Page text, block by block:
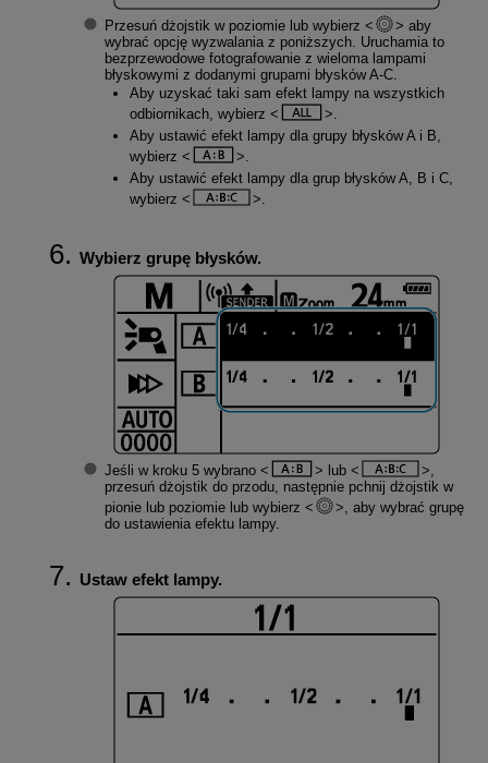
Przesuń dżojstik w poziomie lub wybierz
aby
wybrać opcję wyzwalania z poniższych. Uruchamia to
bezprzewodowe fotografowanie z wieloma lampami
błyskowymi z dodanymi grupami błysków A-C.
Aby uzyskać taki sam efekt lampy na wszystkich
odbiornikach, wybierz
.
Aby ustawić efekt lampy dla grupy błysków A i B,
wybierz
.
Aby ustawić efekt lampy dla grup błysków A, B i C,
wybierz
.
Wybierz grupę błysków.
Jeśli w kroku 5 wybrano lub
przesuń dżojstik do przodu, następnie pchnij dżojstik w
pionie lub poziomie lub wybierz
, aby wybrać grupę
do ustawienia efektu lampy.
Ustaw efekt lampy.